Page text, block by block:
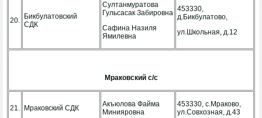
20.
Бикбулатовский
СДК
Султанмуратова
Гульсасак Забировна
Сафина Назиля
Ямилевна
453330,
д.Бикбулатово,
ул.Школьная, д.12
Мраковский с/с
21. Мраковский СДК
Акъюлова Файма
Минияровна
453330, с.Мраково,
ул.Совхозная, д.43